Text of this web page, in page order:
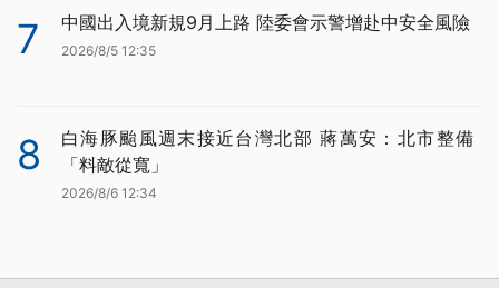
7 中國出入境新規9月上路 陸委會示警增赴中安全風險
2026/8/5 12:35
8
白海豚颱風週末接近台灣北部 蔣萬安：北市整備
「料敵從寬」
2026/8/6 12:34